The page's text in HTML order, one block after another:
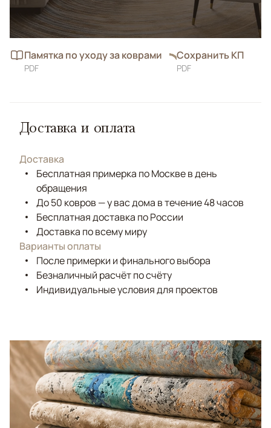
Памятка по уходу за коврами
PDF
Сохранить КП
PDF
Доставка и оплата
Доставка
Бесплатная примерка по Москве в день
обращения
До 50 ковров — у вас дома в течение 48 часов
Бесплатная доставка по России
Доставка по всему миру
Варианты оплаты
После примерки и финального выбора
Безналичный расчёт по счёту
Индивидуальные условия для проектов